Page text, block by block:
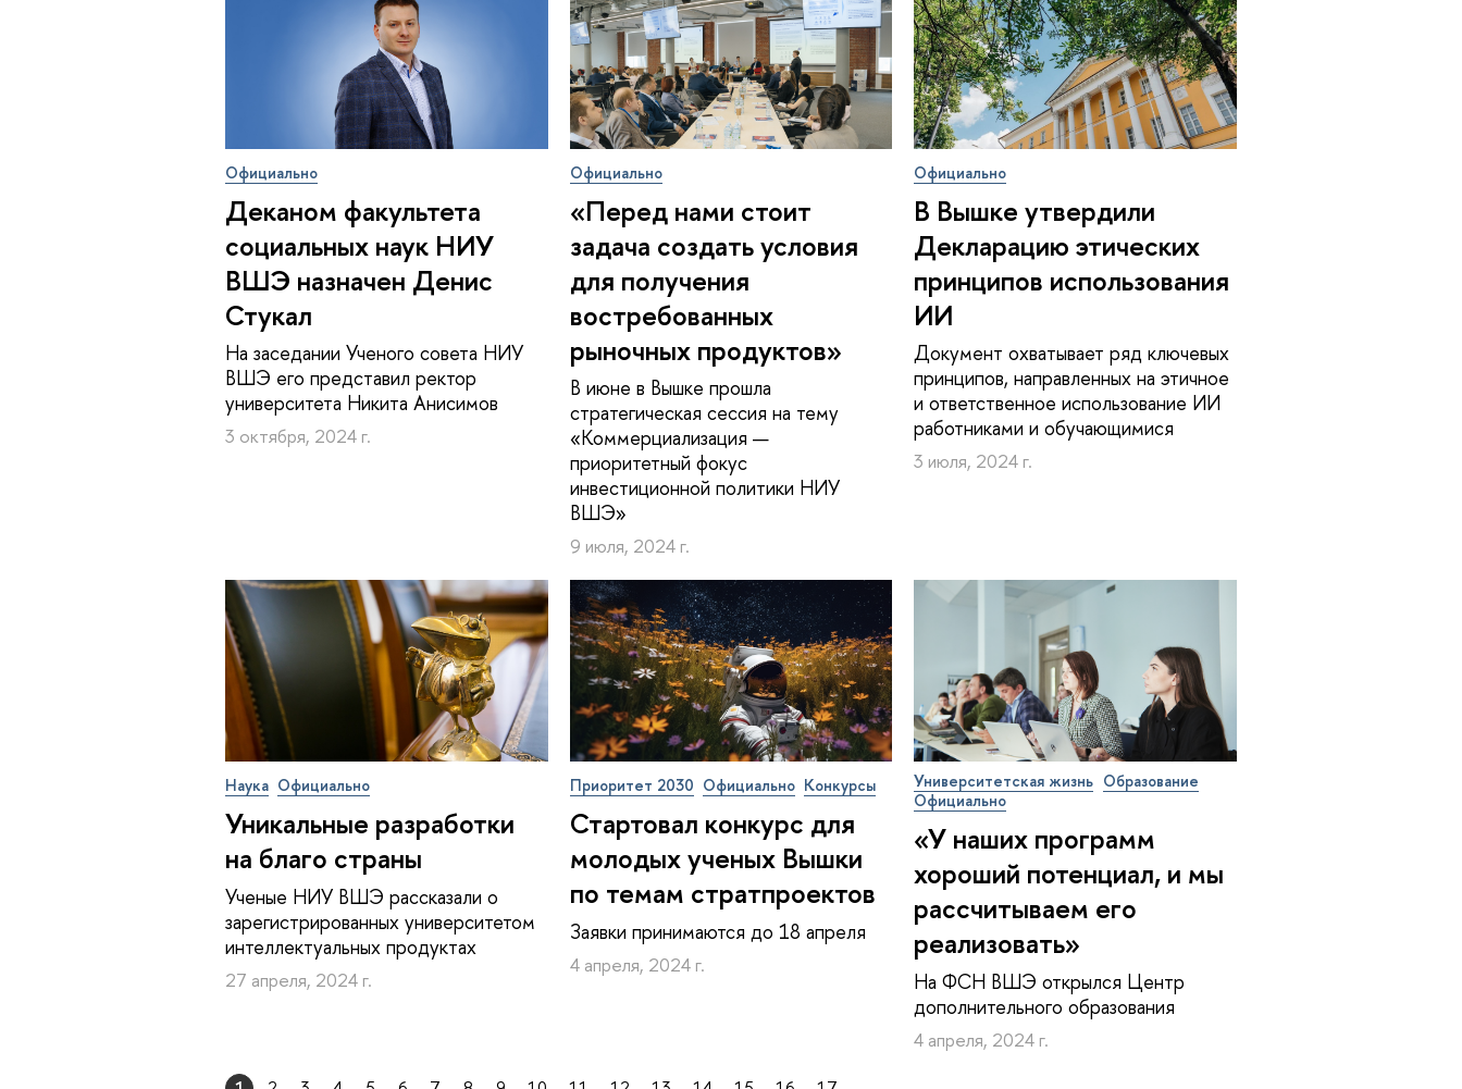
Официально
Деканом факультета
социальных наук НИУ
ВШЭ назначен Денис
Стукал
На заседании Ученого совета НИУ
ВШЭ его представил ректор
университета Никита Анисимов
3 октября, 2024 г.
Официально
«Перед нами стоит
задача создать условия
для получения
востребованных
рыночных продуктов»
В июне в Вышке прошла
стратегическая сессия на тему
«Коммерциализация —
приоритетный фокус
инвестиционной политики НИУ
ВШЭ»
9 июля, 2024 г.
Официально
В Вышке утвердили
Декларацию этических
принципов использования
ИИ
Документ охватывает ряд ключевых
принципов, направленных на этичное
и ответственное использование ИИ
работниками и обучающимися
3 июля, 2024 г.
Наука Официально
Уникальные разработки
на благо страны
Ученые НИУ ВШЭ рассказали о
зарегистрированных университетом
интеллектуальных продуктах
27 апреля, 2024 г.
Приоритет 2030 Официально Конкурсы
Стартовал конкурс для
молодых ученых Вышки
по темам стратпроектов
Заявки принимаются до 18 апреля
4 апреля, 2024 г.
Университетская жизнь Образование
Официально
«У наших программ
хороший потенциал, и мы
рассчитываем его
реализовать»
На ФСН ВШЭ открылся Центр
дополнительного образования
4 апреля, 2024 г.